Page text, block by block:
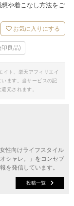
や着こなし方法をご
お気に入りにする
印良品)
ト、楽天アフィリエイ
ます。当サービスの記
元されます。
性向けライフスタイル
シャレ。」をコンセプ
を発信しています。
投稿一覧